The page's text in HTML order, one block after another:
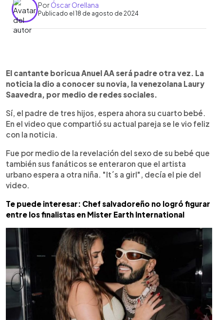
PorÓscar Orellana
Publicado el 18 de agosto de 2024
Escuchar artículo
El cantante boricua Anuel AA será padre otra vez. La
noticia la dio a conocer su novia, la venezolana Laury
Saavedra, por medio de redes sociales.
Sí, el padre de tres hijos, espera ahora su cuarto bebé.
En el video que compartió su actual pareja se le vio feliz
con la noticia.
Fue por medio de la revelación del sexo de su bebé que
también sus fanáticos se enteraron que el artista
urbano espera a otra niña. "It´s a girl", decía el pie del
video.
Te puede interesar: Chef salvadoreño no logró figurar
entre los finalistas en Mister Earth International